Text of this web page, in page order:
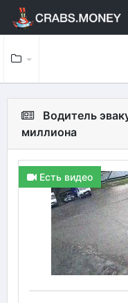
Водитель
миллиона
Есть видео